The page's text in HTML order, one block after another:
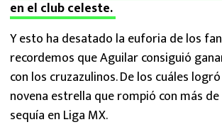
en el club celeste.
Y esto ha desatado la euforia de los
recordemos que Aguilar consiguió
con los cruzazulinos. De los cuáles
novena estrella que rompió con más
sequía en Liga MX.